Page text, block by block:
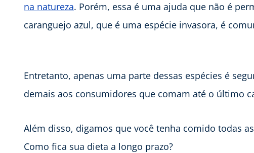
na natureza. Porém, essa é uma ajuda que não é
caranguejo azul, que é uma espécie invasora, é
Entretanto, apenas uma parte dessas espécies é
demais aos consumidores que comam até o último
Além disso, digamos que você tenha comido todas
Como fica sua dieta a longo prazo?